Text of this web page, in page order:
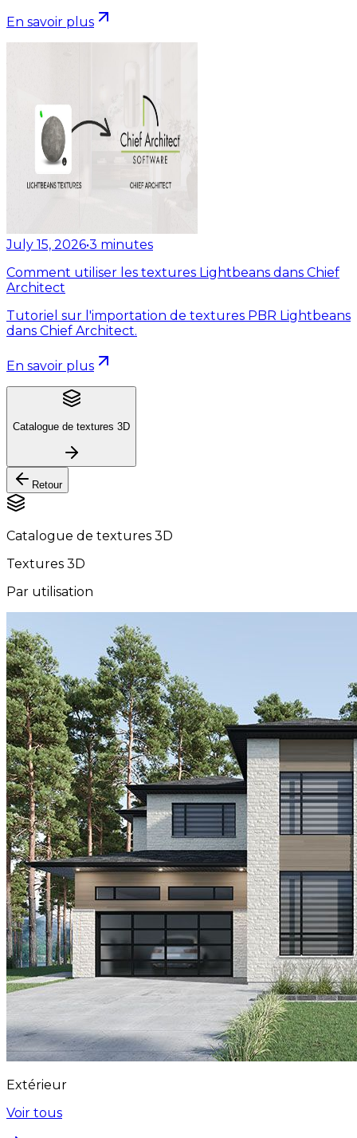
En savoir plus
July 15, 2026•3 minutes
Comment utiliser les textures Lightbeans dans Chief
Architect
Tutoriel sur l'importation de textures PBR Lightbeans
dans Chief Architect.
En savoir plus
Catalogue de textures 3D
Retour
Catalogue de textures 3D
Textures 3D
Par utilisation
Extérieur
Voir tous